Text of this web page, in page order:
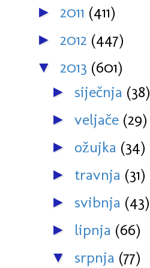
► 2011 (411)
► 2012 (447)
▼ 2013 (601)
► siječnja (38)
► veljače (29)
► ožujka (34)
► travnja (31)
► svibnja (43)
► lipnja (66)
▼ srpnja (77)